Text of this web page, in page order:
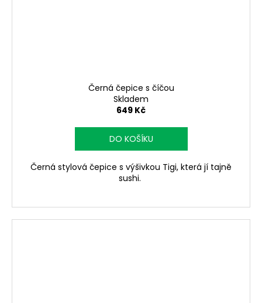
Černá čepice s číčou
Skladem
649 Kč
DO KOŠÍKU
Černá stylová čepice s výšivkou Tigi, která jí tajně
sushi.